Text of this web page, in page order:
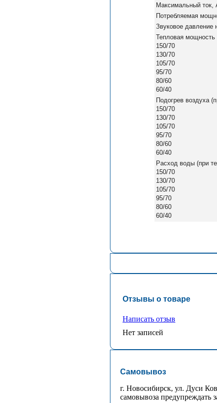
Максимальный ток,
Потребляемая
Звуковое давление
Тепловая мощность
150/70
130/70
105/70
95/70
80/60
60/40
Подогрев воздуха
150/70
130/70
105/70
95/70
80/60
60/40
Расход воды (при
150/70
130/70
105/70
95/70
80/60
60/40
Отзывы о товаре
Написать отзыв
Нет записей
Самовывоз
г. Новосибирск, ул. Дуси
самовывоза предупреждать